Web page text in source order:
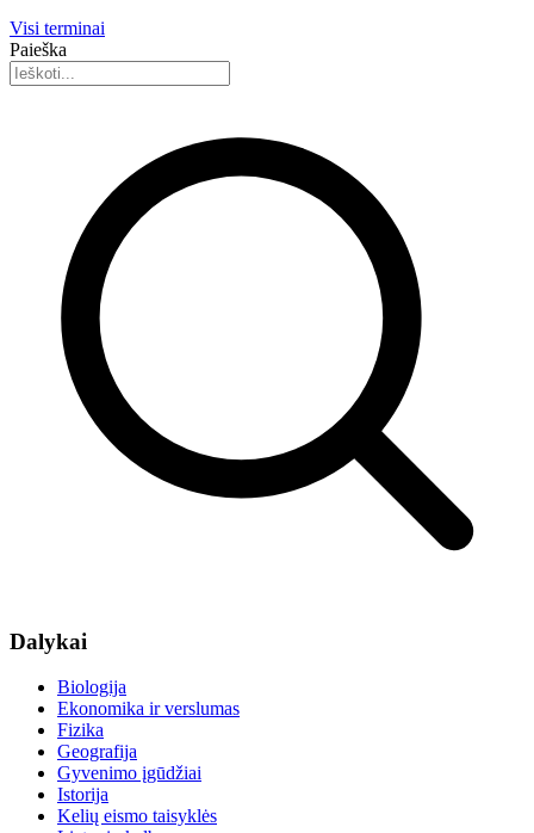
Visi terminai
Paieška
Dalykai
Biologija
Ekonomika ir verslumas
Fizika
Geografija
Gyvenimo įgūdžiai
Istorija
Kelių eismo taisyklės